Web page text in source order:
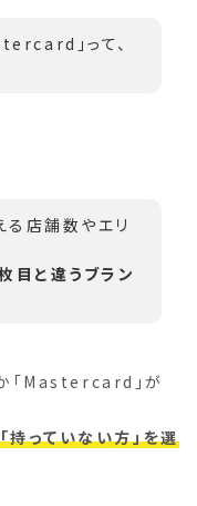
」って、
る店舗数やエリ
目と違うブラン
「Mastercard」が
持っていない方」を選